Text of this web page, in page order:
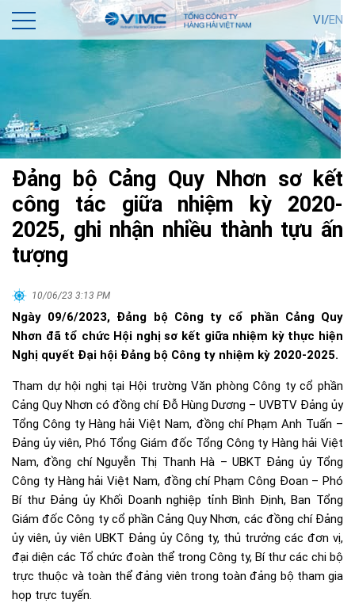
VI/EN
Đảng bộ Cảng Quy Nhơn sơ kết
công tác giữa nhiệm kỳ 2020-
2025, ghi nhận nhiều thành tựu ấn
tượng
10/06/23 3:13 PM
Ngày 09/6/2023, Đảng bộ Công ty cổ phần Cảng Quy
Nhơn đã tổ chức Hội nghị sơ kết giữa nhiệm kỳ thực hiện
Nghị quyết Đại hội Đảng bộ Công ty nhiệm kỳ 2020-2025.
Tham dự hội nghị tại Hội trường Văn phòng Công ty cổ phần
Cảng Quy Nhơn có đồng chí Đỗ Hùng Dương – UVBTV Đảng ủy
Tổng Công ty Hàng hải Việt Nam, đồng chí Phạm Anh Tuấn –
Đảng ủy viên, Phó Tổng Giám đốc Tổng Công ty Hàng hải Việt
Nam, đồng chí Nguyễn Thị Thanh Hà – UBKT Đảng ủy Tổng
Công ty Hàng hải Việt Nam, đồng chí Phạm Công Đoan – Phó
Bí thư Đảng ủy Khối Doanh nghiệp tỉnh Bình Định, Ban Tổng
Giám đốc Công ty cổ phần Cảng Quy Nhơn, các đồng chí Đảng
ủy viên, ủy viên UBKT Đảng ủy Công ty, thủ trưởng các đơn vị,
đại diện các Tổ chức đoàn thể trong Công ty, Bí thư các chi bộ
trực thuộc và toàn thể đảng viên trong toàn đảng bộ tham gia
họp trực tuyến.